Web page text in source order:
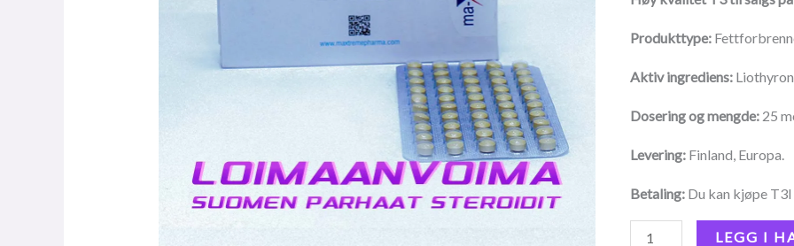
Produkttype:
Aktiv ingrediens:
Dosering og mengde: 25
Levering: Finland, Europa.
Betaling: Du kan kjøpe
LEGG I